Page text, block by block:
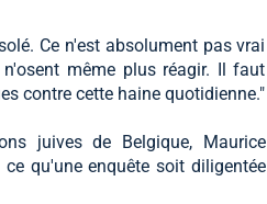
Ce n'est absolument pas vrai
même plus réagir. Il faut
contre cette haine quotidienne."
juives de Belgique, Maurice
qu'une enquête soit diligentée